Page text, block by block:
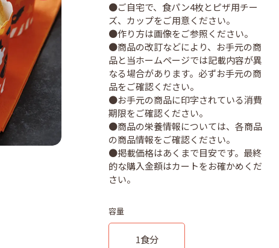
●ご自宅で、食パン4枚とピザ用チー
ズ、カップをご用意ください。
●作り方は画像をご参照ください。
●商品の改訂などにより、お手元の商
品と当ホームページでは記載内容が異
なる場合があります。必ずお手元の商
品をご確認ください。
●お手元の商品に印字されている消費
期限をご確認ください。
●商品の栄養情報については、各商品
の商品情報をご確認ください。
●掲載価格はあくまで目安です。最終
的な購入金額はカートをお確かめくだ
容量
1食分